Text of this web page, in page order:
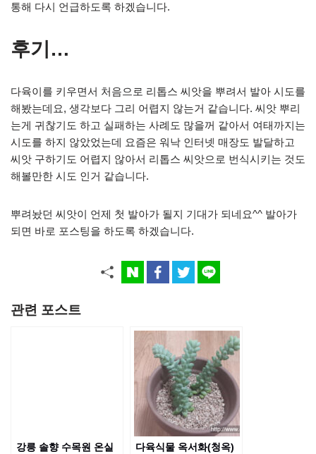
통해 다시 언급하도록 하겠습니다.
후기…
다육이를 키우면서 처음으로 리톱스 씨앗을 뿌려서 발아 시도를
해봤는데요, 생각보다 그리 어렵지 않는거 같습니다. 씨앗 뿌리
는게 귀찮기도 하고 실패하는 사례도 많을꺼 같아서 여태까지는
시도를 하지 않았었는데 요즘은 워낙 인터넷 매장도 발달하고
씨앗 구하기도 어렵지 않아서 리톱스 씨앗으로 번식시키는 것도
해볼만한 시도 인거 같습니다.
뿌려놨던 씨앗이 언제 첫 발아가 될지 기대가 되네요^^ 발아가
되면 바로 포스팅을 하도록 하겠습니다.
관련 포스트
강릉 솔향 수목원 온실
다육식물 옥서화(청옥)